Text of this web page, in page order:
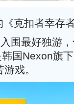
克扣者幸存
围最好独游
国Nexon旗
戏。